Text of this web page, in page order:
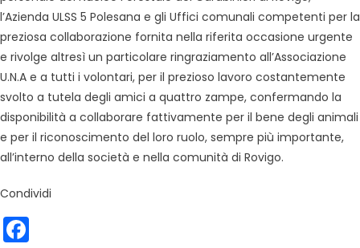
l’Azienda ULSS 5 Polesana e gli Uffici comunali competenti per la
preziosa collaborazione fornita nella riferita occasione urgente
e rivolge altresì un particolare ringraziamento all’Associazione
U.N.A e a tutti i volontari, per il prezioso lavoro costantemente
svolto a tutela degli amici a quattro zampe, confermando la
disponibilità a collaborare fattivamente per il bene degli animali
e per il riconoscimento del loro ruolo, sempre più importante,
all’interno della società e nella comunità di Rovigo.
Condividi